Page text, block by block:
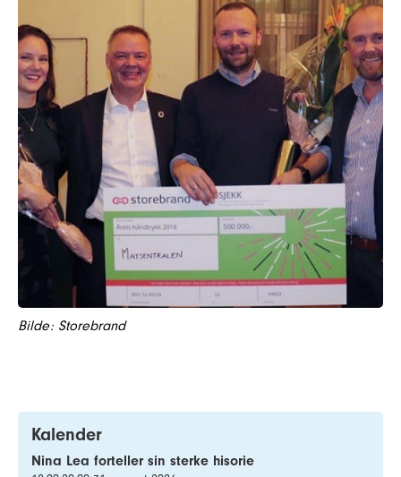
Bilde: Storebrand
Kalender
Nina Lea forteller sin sterke hisorie